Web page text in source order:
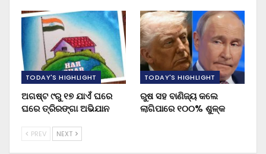
TODAY'S HIGHLIGHT
ଅଗଷ୍ଟ ୯ରୁ ୧୭ ଯାଏଁ ଘରେ
ଘରେ ତ୍ରିରଙ୍ଗା ଅଭିଯାନ
TODAY'S HIGHLIGHT
ରୁଷ ସହ ବାଣିଜ୍ୟ କଲେ
ଲାଗିପାରେ ୧୦୦% ଶୁଳ୍କ
PREV NEXT